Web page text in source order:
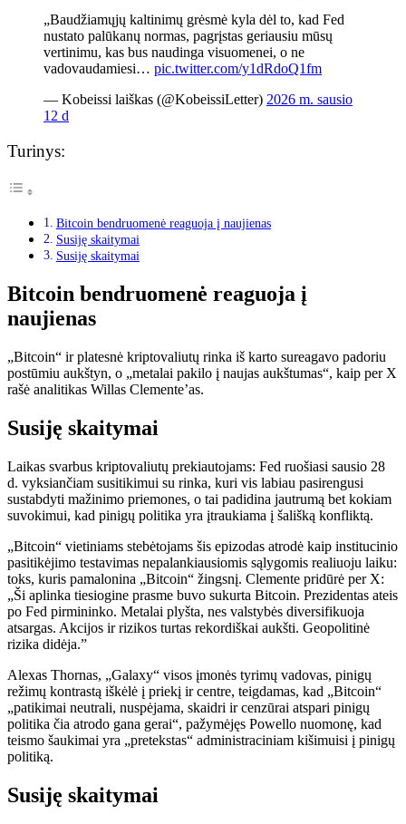
„Baudžiamųjų kaltinimų grėsmė kyla dėl to, kad Fed
nustato palūkanų normas, pagrįstas geriausiu mūsų
vertinimu, kas bus naudinga visuomenei, o ne
vadovaudamiesi… pic.twitter.com/y1dRdoQ1fm
— Kobeissi laiškas (@KobeissiLetter) 2026 m. sausio
12 d
Turinys:
Bitcoin bendruomenė reaguoja į naujienas
Susiję skaitymai
Susiję skaitymai
Bitcoin bendruomenė reaguoja į
naujienas
„Bitcoin“ ir platesnė kriptovaliutų rinka iš karto sureagavo padoriu
postūmiu aukštyn, o „metalai pakilo į naujas aukštumas“, kaip per X
rašė analitikas Willas Clemente’as.
Susiję skaitymai
Laikas svarbus kriptovaliutų prekiautojams: Fed ruošiasi sausio 28
d. vyksiančiam susitikimui su rinka, kuri vis labiau pasirengusi
sustabdyti mažinimo priemones, o tai padidina jautrumą bet kokiam
suvokimui, kad pinigų politika yra įtraukiama į šališką konfliktą.
„Bitcoin“ vietiniams stebėtojams šis epizodas atrodė kaip institucinio
pasitikėjimo testavimas nepalankiausiomis sąlygomis realiuoju laiku:
toks, kuris pamalonina „Bitcoin“ žingsnį. Clemente pridūrė per X:
„Ši aplinka tiesiogine prasme buvo sukurta Bitcoin. Prezidentas ateis
po Fed pirmininko. Metalai plyšta, nes valstybės diversifikuoja
atsargas. Akcijos ir rizikos turtas rekordiškai aukšti. Geopolitinė
rizika didėja.”
Alexas Thornas, „Galaxy“ visos įmonės tyrimų vadovas, pinigų
režimų kontrastą iškėlė į priekį ir centre, teigdamas, kad „Bitcoin“
„patikimai neutrali, nuspėjama, skaidri ir cenzūrai atspari pinigų
politika čia atrodo gana gerai“, pažymėjęs Powello nuomonę, kad
teismo šaukimai yra „pretekstas“ administraciniam kišimuisi į pinigų
politiką.
Susiję skaitymai